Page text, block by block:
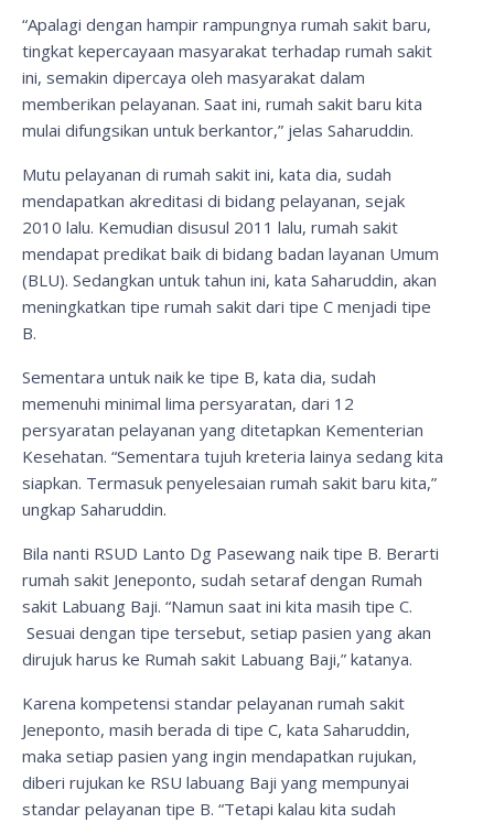
“Apalagi dengan hampir rampungnya rumah sakit baru,
tingkat kepercayaan masyarakat terhadap rumah sakit
ini, semakin dipercaya oleh masyarakat dalam
memberikan pelayanan. Saat ini, rumah sakit baru kita
mulai difungsikan untuk berkantor,” jelas Saharuddin.
Mutu pelayanan di rumah sakit ini, kata dia, sudah
mendapatkan akreditasi di bidang pelayanan, sejak
2010 lalu. Kemudian disusul 2011 lalu, rumah sakit
mendapat predikat baik di bidang badan layanan Umum
(BLU). Sedangkan untuk tahun ini, kata Saharuddin, akan
meningkatkan tipe rumah sakit dari tipe C menjadi tipe
B.
Sementara untuk naik ke tipe B, kata dia, sudah
memenuhi minimal lima persyaratan, dari 12
persyaratan pelayanan yang ditetapkan Kementerian
Kesehatan. “Sementara tujuh kreteria lainya sedang kita
siapkan. Termasuk penyelesaian rumah sakit baru kita,”
ungkap Saharuddin.
Bila nanti RSUD Lanto Dg Pasewang naik tipe B. Berarti
rumah sakit Jeneponto, sudah setaraf dengan Rumah
sakit Labuang Baji. “Namun saat ini kita masih tipe C.
Sesuai dengan tipe tersebut, setiap pasien yang akan
dirujuk harus ke Rumah sakit Labuang Baji,” katanya.
Karena kompetensi standar pelayanan rumah sakit
Jeneponto, masih berada di tipe C, kata Saharuddin,
maka setiap pasien yang ingin mendapatkan rujukan,
diberi rujukan ke RSU labuang Baji yang mempunyai
standar pelayanan tipe B. “Tetapi kalau kita sudah